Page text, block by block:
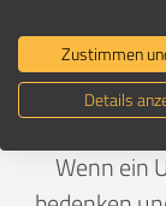
Wenn ein
Zustimmen
Details